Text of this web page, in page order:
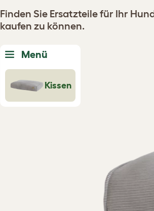
Finden Sie Ersatzteile für Ihr
kaufen zu können.
Menü
Kissen